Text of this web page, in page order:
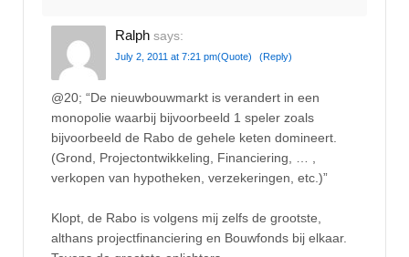
Ralph says:
July 2, 2011 at 7:21 pm(Quote) (Reply)
@20; “De nieuwbouwmarkt is verandert in een
monopolie waarbij bijvoorbeeld 1 speler zoals
bijvoorbeeld de Rabo de gehele keten domineert.
(Grond, Projectontwikkeling, Financiering, … ,
verkopen van hypotheken, verzekeringen, etc.)”
Klopt, de Rabo is volgens mij zelfs de grootste,
althans projectfinanciering en Bouwfonds bij elkaar.